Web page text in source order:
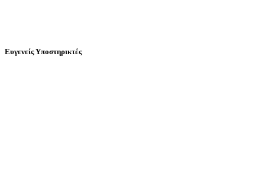
Ευγενείς Υποστηρικτές